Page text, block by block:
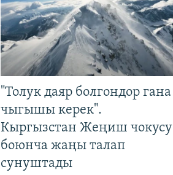
"Толук даяр болгондор гана
чыгышы керек".
Кыргызстан Жеңиш чокусу
боюнча жаңы талап
сунуштады